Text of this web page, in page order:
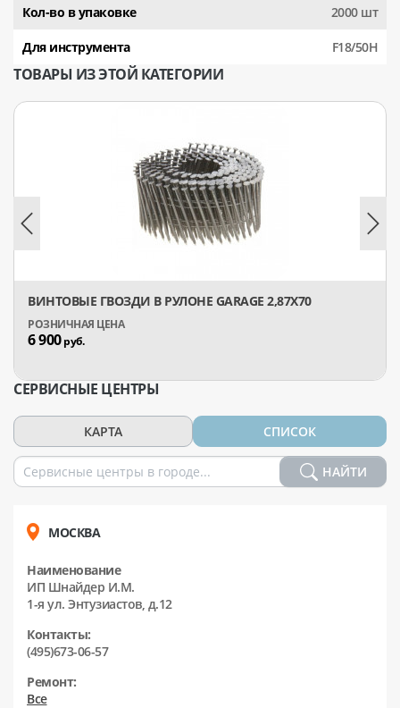
Кол-во в упаковке 2000 шт
Для инструмента F18/50H
ТОВАРЫ ИЗ ЭТОЙ КАТЕГОРИИ
ВИНТОВЫЕ ГВОЗДИ В РУЛОНЕ GARAGE 2,87Х70
6 900руб.
СЕРВИСНЫЕ ЦЕНТРЫ
КАРТА СПИСОК
НАЙТИ
МОСКВА
Наименование
ИП Шнайдер И.М.
1-я ул. Энтузиастов, д.12
Контакты:
(495)673-06-57
Ремонт:
Все